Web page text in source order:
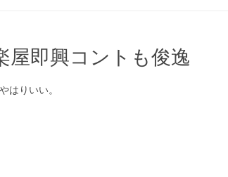
屋即興コントも俊逸
はりいい。